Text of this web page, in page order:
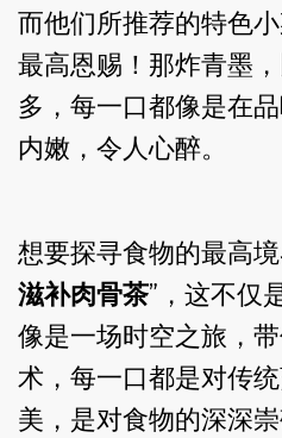
而他们所推荐的特色
最高恩赐！那炸青墨
多，每一口都像是在
内嫩，令人心醉。
想要探寻食物的最高
滋补肉骨茶”，这不仅
像是一场时空之旅，
术，每一口都是对传
美，是对食物的深深